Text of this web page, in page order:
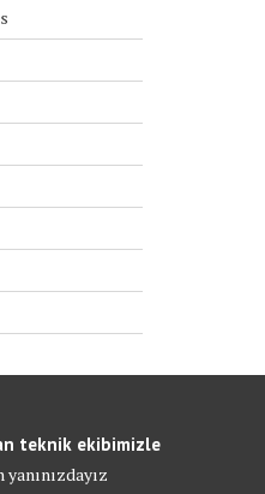
teknik ekibimizle
yanınızdayız